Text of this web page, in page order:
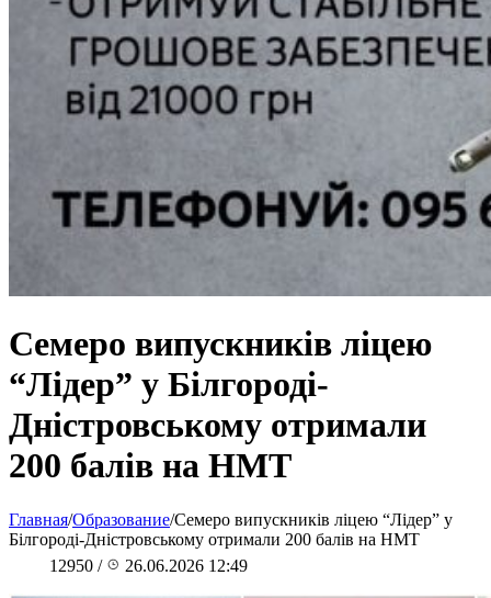
Семеро випускників ліцею
“Лідер” у Білгороді-
Дністровському отримали
200 балів на НМТ
Главная/Образование/Семеро випускників ліцею “Лідер” у
Білгороді-Дністровському отримали 200 балів на НМТ
12950 / 26.06.2026 12:49